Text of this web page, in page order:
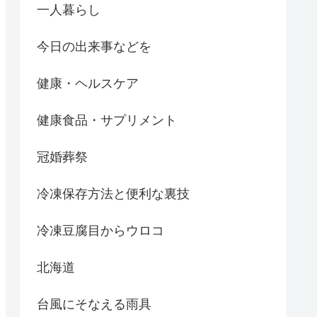
一人暮らし
今日の出来事などを
健康・ヘルスケア
健康食品・サプリメント
冠婚葬祭
冷凍保存方法と便利な裏技
冷凍豆腐目からウロコ
北海道
台風にそなえる雨具